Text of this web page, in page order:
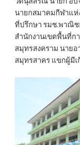
นายกสมาคมกีฬาแ
ที่ปรึกษา รมช.พาณิช
สำนักงานเขตพื้นที่ก
สมุทรสงคราม นาย
สมุทรสาคร แขกผู้มี